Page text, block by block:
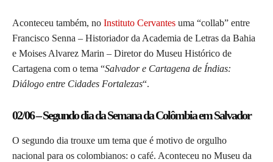
Aconteceu também, no Instituto Cervantes uma “collab” entre
Francisco Senna – Historiador da Academia de Letras da Bahia
e Moises Alvarez Marin – Diretor do Museu Histórico de
Cartagena com o tema “Salvador e Cartagena de Índias:
Diálogo entre Cidades Fortalezas“.
02/06 – Segundo dia da Semana da Colômbia em Salvador
O segundo dia trouxe um tema que é motivo de orgulho
nacional para os colombianos: o café. Aconteceu no Museu da